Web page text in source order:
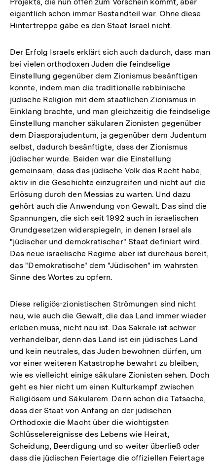
eigentlich schon immer Bestandteil war. Ohne diese
Hintertreppe gäbe es den Staat Israel nicht.
Der Erfolg Israels erklärt sich auch dadurch, dass man
bei vielen orthodoxen Juden die feindselige
Einstellung gegenüber dem Zionismus besänftigen
konnte, indem man die traditionelle rabbinische
jüdische Religion mit dem staatlichen Zionismus in
Einklang brachte, und man gleichzeitig die feindselige
Einstellung mancher säkularen Zionisten gegenüber
dem Diasporajudentum, ja gegenüber dem Judentum
selbst, dadurch besänftigte, dass der Zionismus
jüdischer wurde. Beiden war die Einstellung
gemeinsam, dass das jüdische Volk das Recht habe,
aktiv in die Geschichte einzugreifen und nicht auf die
Erlösung durch den Messias zu warten. Und dazu
gehört auch die Anwendung von Gewalt. Das sind die
Spannungen, die sich seit 1992 auch in israelischen
Grundgesetzen widerspiegeln, in denen Israel als
"jüdischer und demokratischer" Staat definiert wird.
Das neue israelische Regime aber ist durchaus bereit,
das "Demokratische" dem "Jüdischen" im wahrsten
Sinne des Wortes zu opfern.
Diese religiös-zionistischen Strömungen sind nicht
neu, wie auch die Gewalt, die das Land immer wieder
erleben muss, nicht neu ist. Das Sakrale ist schwer
verhandelbar, denn das Land ist ein jüdisches Land
und kein neutrales, das Juden bewohnen dürfen, um
vor einer weiteren Katastrophe bewahrt zu bleiben,
wie es vielleicht einige säkulare Zionisten sehen. Doch
geht es hier nicht um einen Kulturkampf zwischen
Religiösem und Säkularem. Denn schon die Tatsache,
dass der Staat von Anfang an der jüdischen
Orthodoxie die Macht über die wichtigsten
Schlüsselereignisse des Lebens wie Heirat,
Scheidung, Beerdigung und so weiter überließ oder
dass die jüdischen Feiertage die offiziellen Feiertage